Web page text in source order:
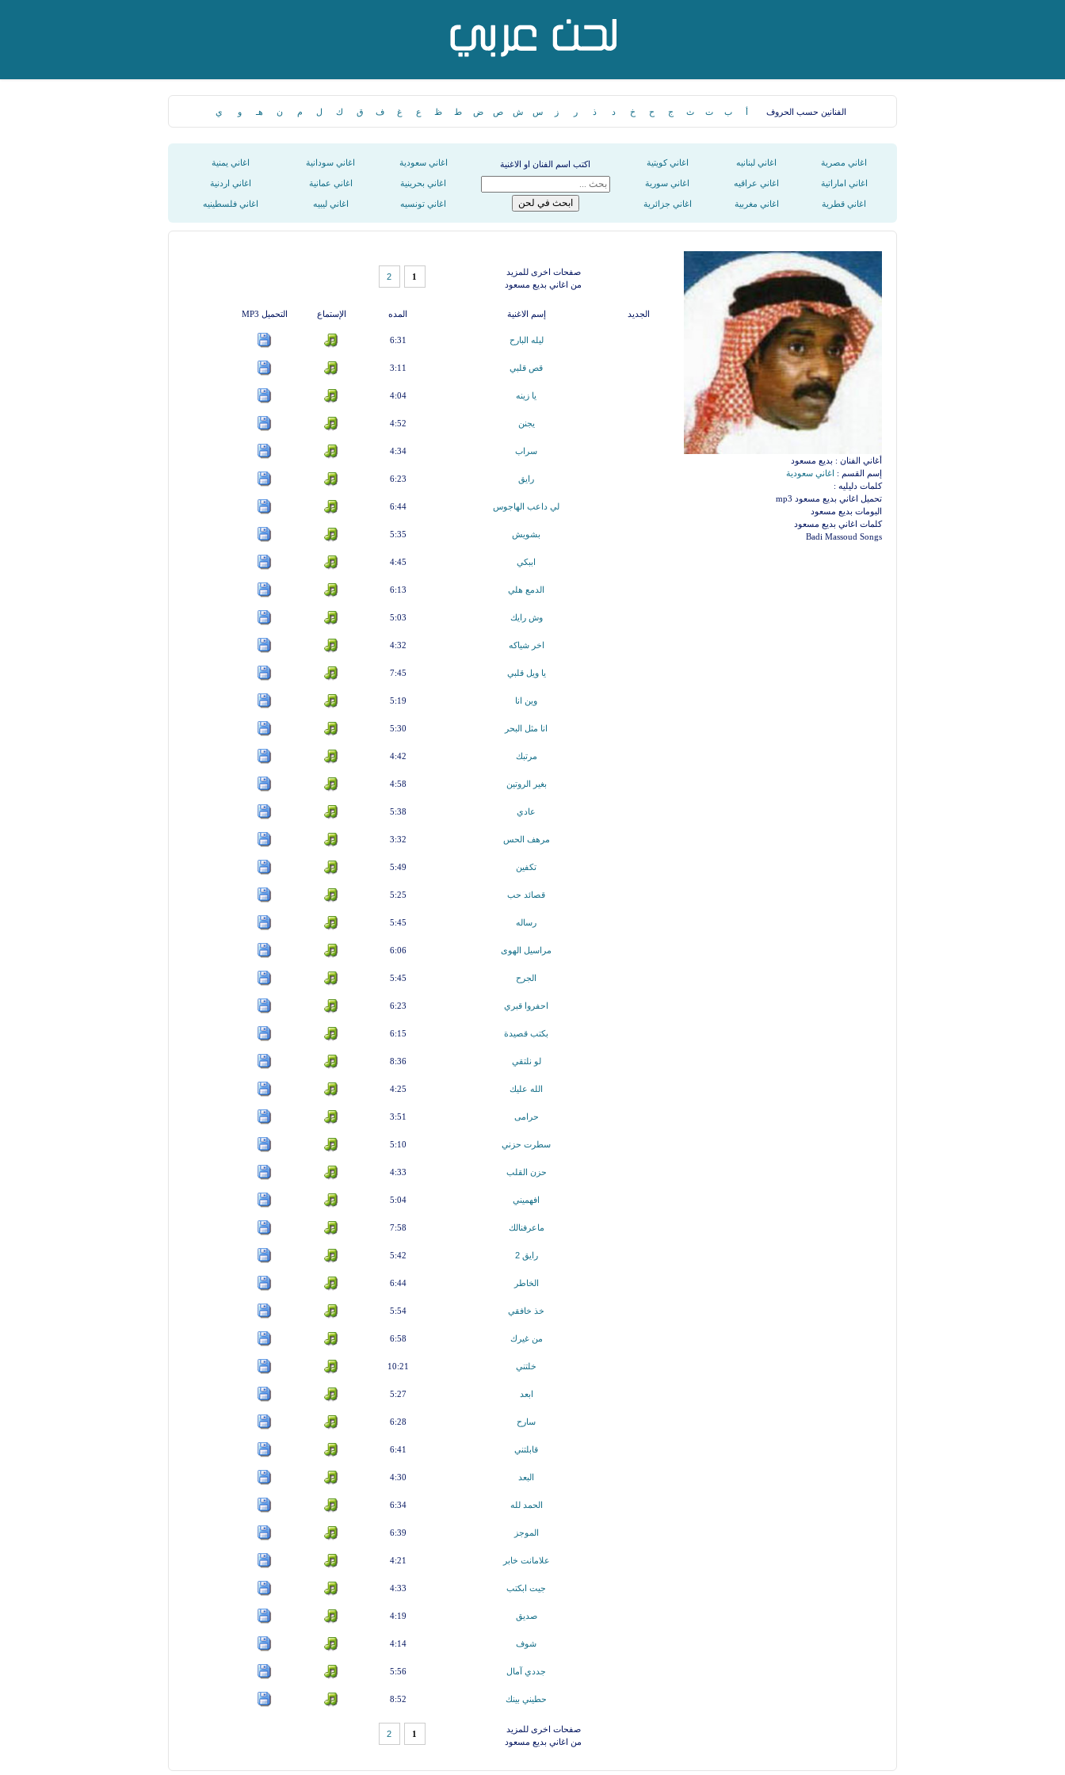
الفنانين حسب الحروف أ ب ت ث ج ح خ د ذ ر ز س ش ص ض ط ظ ع غ ف ق ك ل م ن هـ و ي
اغاني مصرية اغاني لبنانيه اغاني كويتية اكتب اسم الفنان او الاغنية اغاني سعودية اغاني سودانية اغاني يمنية
اغاني اماراتية اغاني عراقيه اغاني سورية اغاني بحرينية اغاني عمانية اغاني اردنية
اغاني قطرية اغاني مغربية اغاني جزائرية اغاني تونسيه اغاني ليبيه اغاني فلسطينيه
أغاني الفنان : بديع مسعود
إسم القسم : اغاني سعودية
كلمات دليليه :
تحميل اغاني بديع مسعود mp3
البومات بديع مسعود
كلمات اغاني بديع مسعود
Badi Massoud Songs
صفحات اخرى للمزيد
من اغاني بديع مسعود
1
2
الجديد إسم الاغنية المده الإستماع التحميل MP3
ليله البارح 6:31
قص قلبي 3:11
يا زينه 4:04
يجنن 4:52
سراب 4:34
رايق 6:23
لي داعب الهاجوس 6:44
بشويش 5:35
اببكي 4:45
الدمع هلي 6:13
وش رايك 5:03
اخر شياكه 4:32
يا ويل قلبي 7:45
وين انا 5:19
انا مثل البحر 5:30
مرتبك 4:42
بغير الروتين 4:58
عادي 5:38
مرهف الحس 3:32
تكفين 5:49
قصائد حب 5:25
رساله 5:45
مراسيل الهوى 6:06
الجرح 5:45
احفروا قبري 6:23
بكتب قصيدة 6:15
لو نلتقي 8:36
الله عليك 4:25
حرامى 3:51
سطرت حزني 5:10
حزن القلب 4:33
افهميني 5:04
ماعرفنالك 7:58
رايق 2 5:42
الخاطر 6:44
خذ خافقي 5:54
من غيرك 6:58
خلتني 10:21
ابعد 5:27
سارح 6:28
قابلتني 6:41
البعد 4:30
الحمد لله 6:34
الموجز 6:39
علامانت خابر 4:21
جيت ابكتب 4:33
صديق 4:19
شوف 4:14
جددي آمال 5:56
حطيني بينك 8:52
صفحات اخرى للمزيد
من اغاني بديع مسعود
1
2